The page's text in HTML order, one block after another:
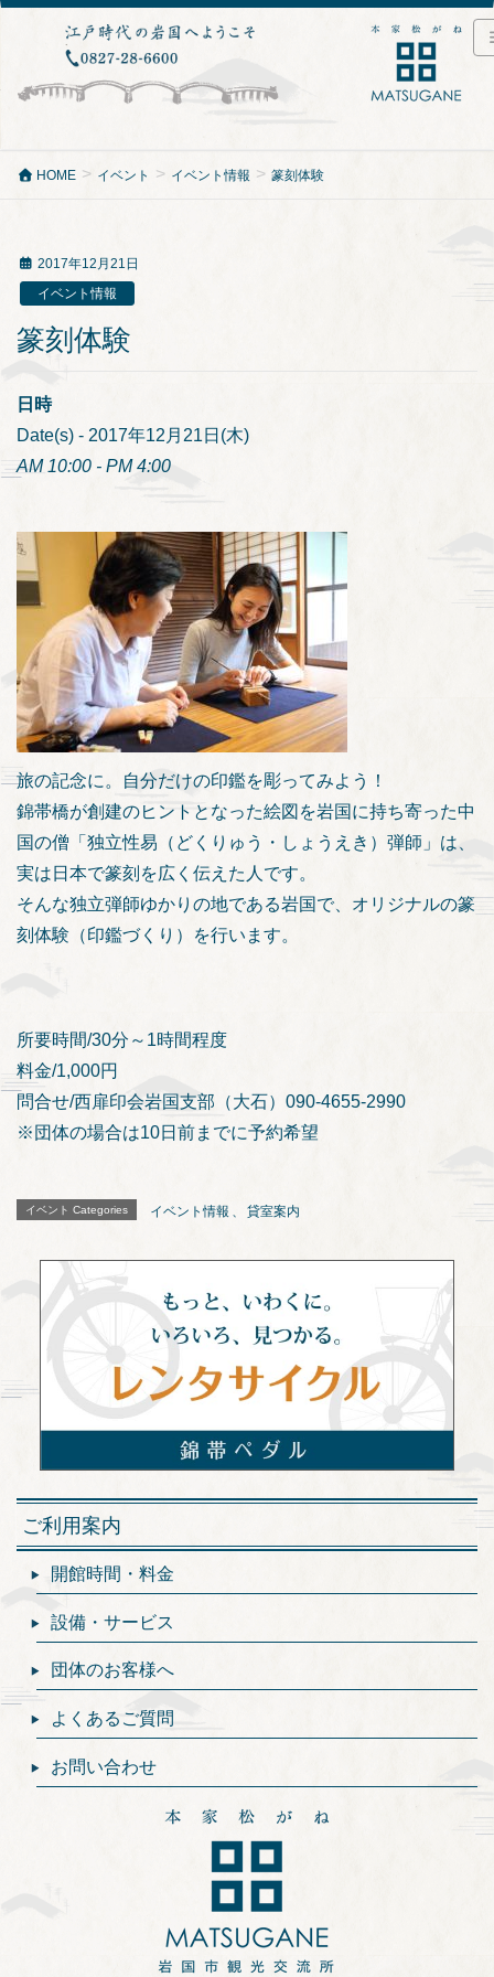
HOME イベント イベント情報 篆刻体験
2017年12月21日
イベント情報
篆刻体験
日時
Date(s) - 2017年12月21日(木)
AM 10:00 - PM 4:00
旅の記念に。自分だけの印鑑を彫ってみよう！
錦帯橋が創建のヒントとなった絵図を岩国に持ち寄った中
国の僧「独立性易（どくりゅう・しょうえき）弾師」は、
実は日本で篆刻を広く伝えた人です。
そんな独立弾師ゆかりの地である岩国で、オリジナルの篆
刻体験（印鑑づくり）を行います。
所要時間/30分～1時間程度
料金/1,000円
問合せ/西扉印会岩国支部（大石）090-4655-2990
※団体の場合は10日前までに予約希望
イベント Categories イベント情報 貸室案内
ご利用案内
開館時間・料金
設備・サービス
団体のお客様へ
よくあるご質問
お問い合わせ